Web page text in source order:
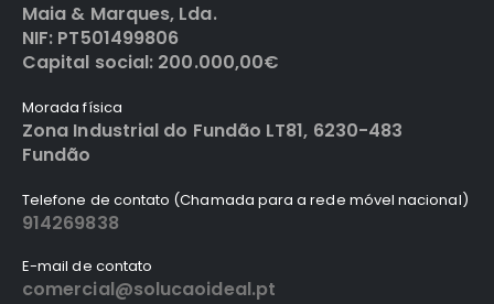
Maia & Marques, Lda.
NIF: PT501499806
Capital social: 200.000,00€
Morada física
Zona Industrial do Fundão LT81, 6230-483
Fundão
Telefone de contato (Chamada para a rede móvel nacional)
914269838
E-mail de contato
comercial@solucaoideal.pt